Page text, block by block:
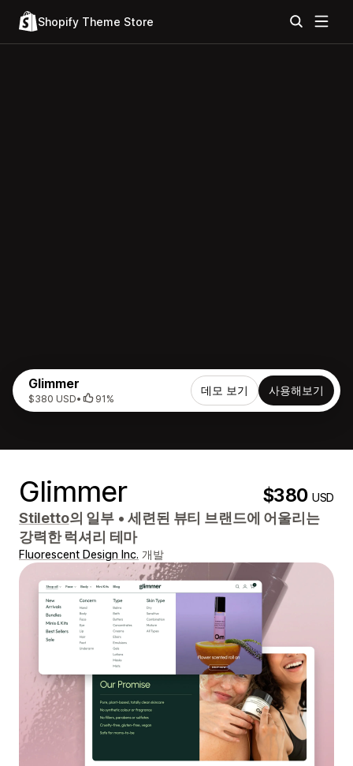
Shopify Theme Store
Glimmer
$380 USD• 91%
데모 보기 사용해보기
Glimmer $380USD
Stiletto의 일부 • 세련된 뷰티 브랜드에 어울리는
강력한 럭셔리 테마
Fluorescent Design Inc. 개발